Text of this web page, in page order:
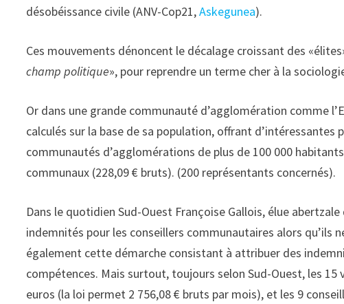
désobéissance civile (ANV-Cop21,Askegunea).
Ces mouvements dénoncent le décalage croissant des
champ politique», pour reprendre un terme cher à la
Or dans une grande communauté d’agglomération comme
calculés sur la base de sa population, offrant d’intéressantes
communautés d’agglomérations de plus de 100 000
communaux (228,09 € bruts). (200 représentants concernés).
Dans le quotidien Sud-Ouest Françoise Gallois, élue
indemnités pour les conseillers communautaires alors qu’ils
également cette démarche consistant à attribuer des
compétences. Mais surtout, toujours selon Sud-Ouest, les 15
euros (la loi permet 2 756,08 € bruts par mois), et les 9